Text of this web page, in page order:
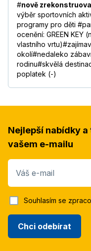
#nově
výběr sportovních
programy pro děti
ocenění: GREEN KEY
vlastního
okolí#nedaleko
rodinu#skvělá
poplatek (-)
Nejlepší nabídky
vašem e-mailu
Váš e-mail
Chci odebírat
Souhlasím se